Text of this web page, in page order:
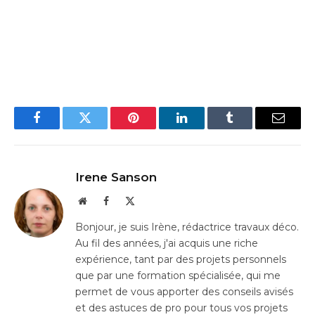
FacebookTwitter Pinterest LinkedInTumblr Email
Irene Sanson
WebsiteFacebook
Bonjour, je suis Irène, rédactrice travaux déco.
Au fil des années, j'ai acquis une riche
expérience, tant par des projets personnels
que par une formation spécialisée, qui me
permet de vous apporter des conseils avisés
et des astuces de pro pour tous vos projets